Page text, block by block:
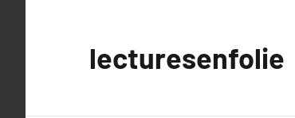
lecturesenfolie